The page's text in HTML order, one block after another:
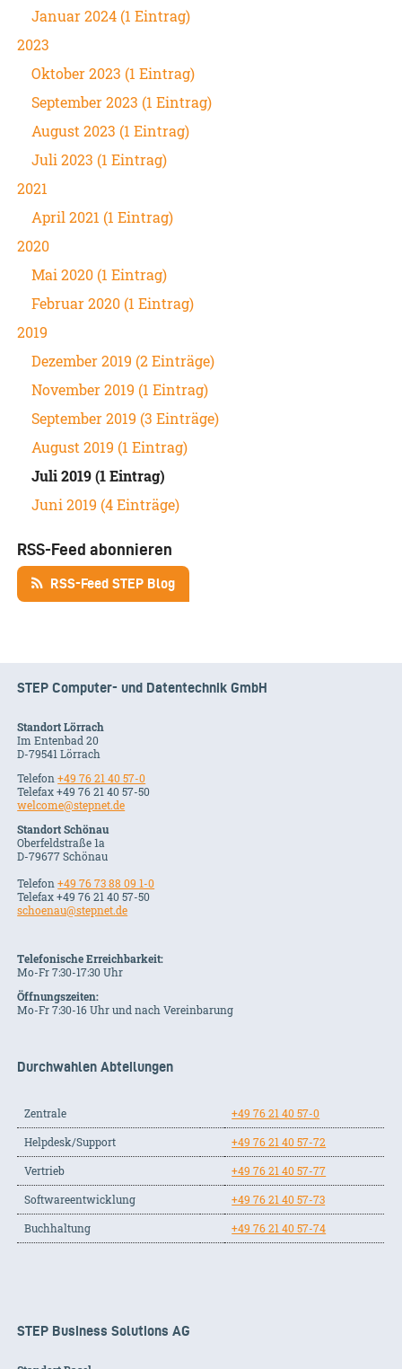
Januar 2024 (1 Eintrag)
2023
Oktober 2023 (1 Eintrag)
September 2023 (1 Eintrag)
August 2023 (1 Eintrag)
Juli 2023 (1 Eintrag)
2021
April 2021 (1 Eintrag)
2020
Mai 2020 (1 Eintrag)
Februar 2020 (1 Eintrag)
2019
Dezember 2019 (2 Einträge)
November 2019 (1 Eintrag)
September 2019 (3 Einträge)
August 2019 (1 Eintrag)
Juli 2019 (1 Eintrag)
Juni 2019 (4 Einträge)
RSS-Feed abonnieren
RSS-Feed STEP Blog
STEP Computer- und Datentechnik GmbH
Standort Lörrach
Im Entenbad 20
D-79541 Lörrach
Telefon+49 76 21 40 57-0
Telefax +49 76 21 40 57-50
welcome@stepnet.de
Standort Schönau
Oberfeldstraße 1a
D-79677 Schönau
Telefon+49 76 73 88 09 1-0
Telefax +49 76 21 40 57-50
schoenau@stepnet.de
Telefonische Erreichbarkeit:
Mo-Fr 7:30-17:30 Uhr
Öffnungszeiten:
Mo-Fr 7:30-16 Uhr und nach Vereinbarung
Durchwahlen Abteilungen
Zentrale
+49 76 21 40 57-0
Helpdesk/Support
+49 76 21 40 57-72
Vertrieb
+49 76 21 40 57-77
Softwareentwicklung
+49 76 21 40 57-73
Buchhaltung
+49 76 21 40 57-74
STEP Business Solutions AG